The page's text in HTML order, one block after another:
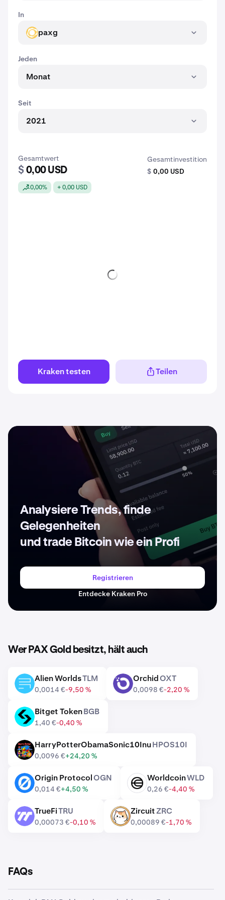
In
PAXG paxg
Jeden
Monat
Seit
2021
Gesamtwert
$ 0,00 USD
0,00% + 0,00 USD
Gesamtinvestition
$ 0,00 USD
Kraken testen Teilen
Analysiere Trends, finde
Gelegenheiten
und trade Bitcoin wie ein Profi
Registrieren
Entdecke Kraken Pro
Wer PAX Gold besitzt, hält auch
TLM Alien WorldsTLM
0,0014 €-9,50 %
OXT OrchidOXT
0,0098 €-2,20 %
BGB Bitget TokenBGB
1,40 €-0,40 %
HPOS10I HarryPotterObamaSonic10InuHPOS10I
0,0096 €+24,20 %
OGN Origin ProtocolOGN
0,014 €+4,50 %
WLD WorldcoinWLD
0,26 €-4,40 %
TRU TrueFiTRU
0,00073 €-0,10 %
ZRC ZircuitZRC
0,00089 €-1,70 %
FAQs